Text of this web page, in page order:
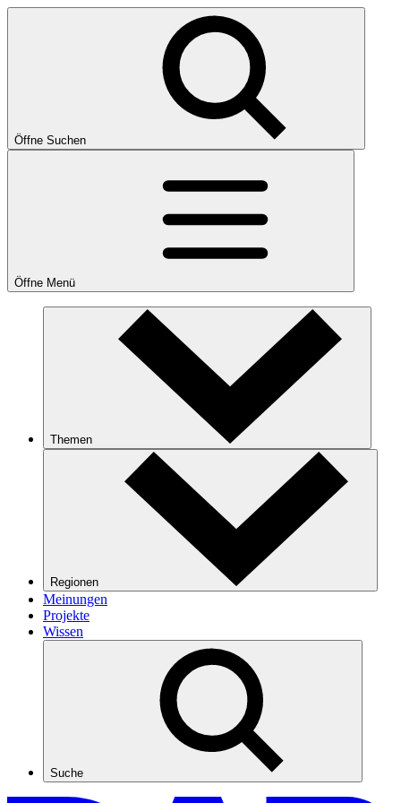
Öffne Suchen
Öffne Menü
Themen
Regionen
Meinungen
Projekte
Wissen
Suche